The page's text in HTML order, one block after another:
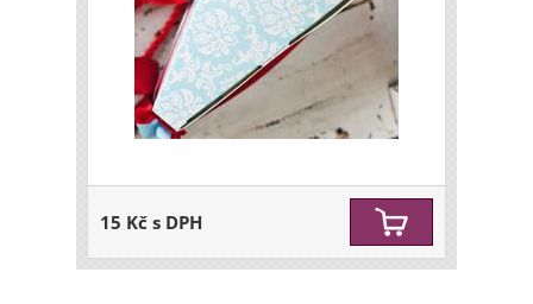
15 Kč s DPH